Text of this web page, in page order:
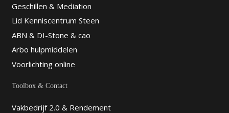
Geschillen & Mediation
Lid Kenniscentrum Steen
ABN & DI-Stone & cao
Arbo hulpmiddelen
Voorlichting online
Toolbox & Contact
Vakbedrijf 2.0 & Rendement